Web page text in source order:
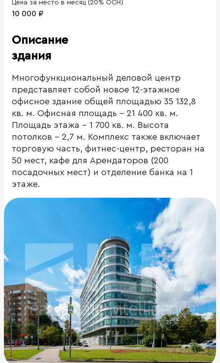
Цена за место в месяц (20% ОСН)
10 000 ₽
Описание
здания
Многофункциональный деловой центр
представляет собой новое 12-этажное
офисное здание общей площадью 35 132,8
кв. м. Офисная площадь - 21 400 кв. м.
Площадь этажа - 1 700 кв. м. Высота
потолков - 2,7 м. Комплекс также включает
торговую часть, фитнес-центр, ресторан на
50 мест, кафе для Арендаторов (200
посадочных мест) и отделение банка на 1
этаже.